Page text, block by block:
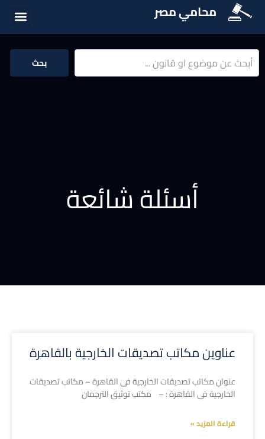
محامي مصر
بحث
أسئلة شائعة
عناوين مكاتب تصديقات الخارجية بالقاهرة
عنوان مكاتب تصديقات الخارجية فى القاهرة – مكاتب تصديقات
الخارجية فى القاهرة : – مكتب توثيق الترجمان
قراءة المزيد »